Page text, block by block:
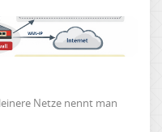
Netze nennt man